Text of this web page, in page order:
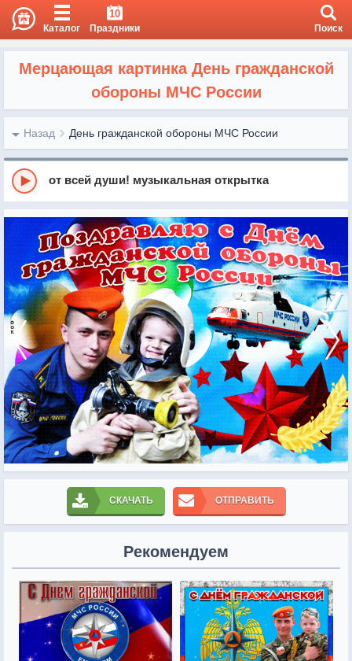
Каталог
10
Праздники Поиск
Мерцающая картинка День гражданской
обороны МЧС России
Назад День гражданской обороны МЧС России
от всей души! музыкальная открытка
СКАЧАТЬ ОТПРАВИТЬ
Рекомендуем